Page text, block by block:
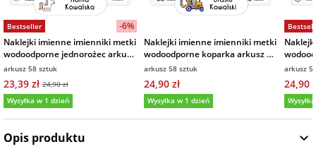
Bestseller
-6%
Naklejki imienne imienniki metki
wodoodporne jednorożec arkusz
58 sztuk
arkusz 58 sztuk
23,39 zł 24,90 zł
Wysyłka w 1 dzień
Naklejki imienne imienniki metki
wodoodporne koparka arkusz 58
sztuk
arkusz 58 sztuk
24,90 zł
Wysyłka w 1 dzień
sztuk
arkusz
24,90
Opis produktu